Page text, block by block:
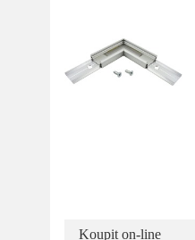
Koupit on-line